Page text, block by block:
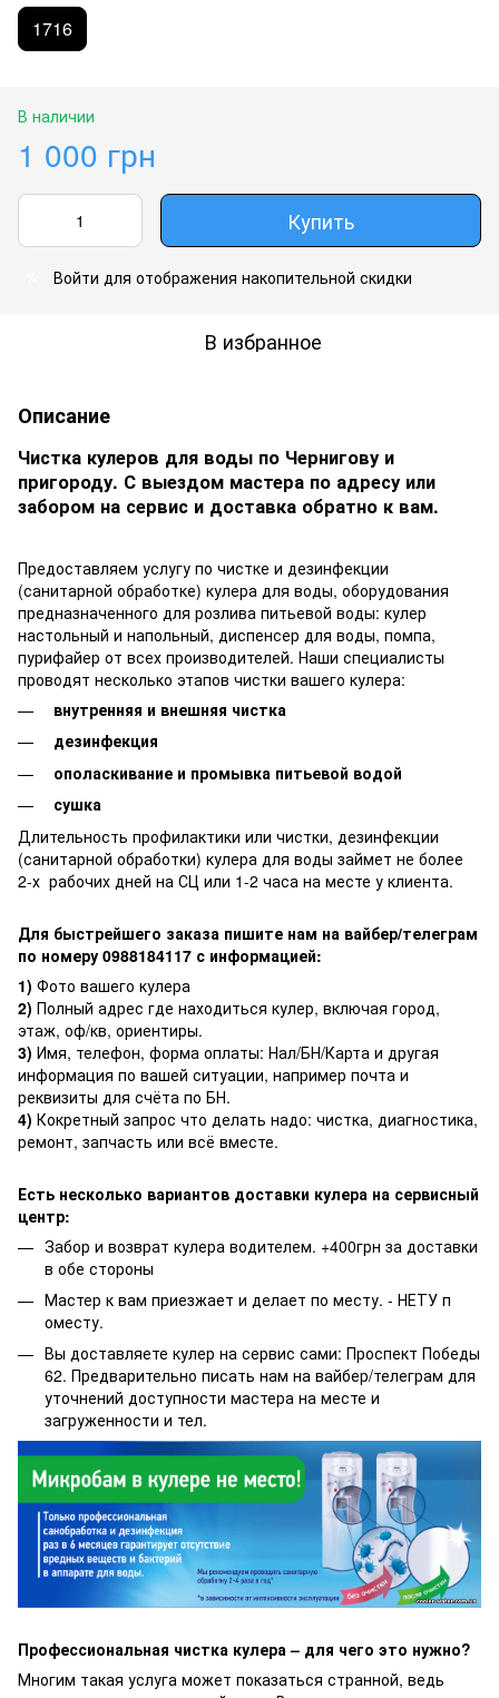
1716
В наличии
1 000 грн
Купить
Войти для отображения накопительной скидки
В избранное
Описание
Чистка кулеров для воды по Чернигову и
пригороду. С выездом мастера по адресу или
забором на сервис и доставка обратно к вам.
Предоставляем услугу по чистке и дезинфекции
(санитарной обработке) кулера для воды, оборудования
предназначенного для розлива питьевой воды: кулер
настольный и напольный, диспенсер для воды, помпа,
пурифайер от всех производителей. Наши специалисты
проводят несколько этапов чистки вашего кулера:
внутренняя и внешняя чистка
дезинфекция
ополаскивание и промывка питьевой водой
сушка
Длительность профилактики или чистки, дезинфекции
(санитарной обработки) кулера для воды займет не более
2-х рабочих дней на СЦ или 1-2 часа на месте у клиента.
Для быстрейшего заказа пишите нам на вайбер/телеграм
по номеру 0988184117 с информацией:
1) Фото вашего кулера
2) Полный адрес где находиться кулер, включая город,
этаж, оф/кв, ориентиры.
3) Имя, телефон, форма оплаты: Нал/БН/Карта и другая
информация по вашей ситуации, например почта и
реквизиты для счёта по БН.
4) Кокретный запрос что делать надо: чистка, диагностика,
ремонт, запчасть или всё вместе.
Есть несколько вариантов доставки кулера на сервисный
центр:
Забор и возврат кулера водителем. +400грн за доставки
в обе стороны
Мастер к вам приезжает и делает по месту. - НЕТУ п
оместу.
Вы доставляете кулер на сервис сами: Проспект Победы
62. Предварительно писать нам на вайбер/телеграм для
уточнений доступности мастера на месте и
загруженности и тел.
Профессиональная чистка кулера – для чего это нужно?
Многим такая услуга может показаться странной, ведь